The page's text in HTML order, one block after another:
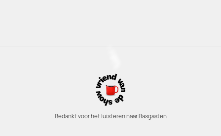
Bedankt voor het luisteren naar Basgasten